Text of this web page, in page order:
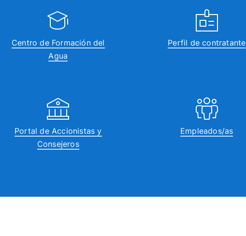
Centro de Formación del
Agua
Perfil de contratante
Portal de Accionistas y
Consejeros
Empleados/as